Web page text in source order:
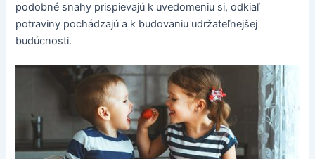
podobné snahy prispievajú k uvedomeniu si, odkiaľ
potraviny pochádzajú a k budovaniu udržateľnejšej
budúcnosti.